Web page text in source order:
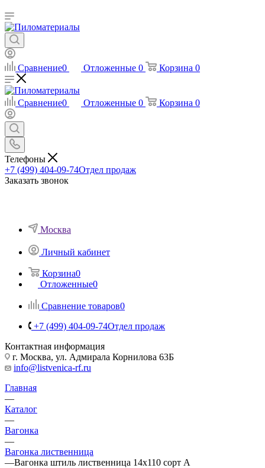
Сравнение0 Отложенные 0 Корзина 0
Сравнение0 Отложенные 0 Корзина 0
Телефоны
+7 (499) 404-09-74Отдел продаж
Заказать звонок
Москва
Личный кабинет
Корзина0
Отложенные0
Сравнение товаров0
+7 (499) 404-09-74Отдел продаж
Контактная информация
г. Москва, ул. Адмирала Корнилова 63Б
info@listvenica-rf.ru
Главная
—
Каталог
—
Вагонка
—
Вагонка лиственница
—Вагонка штиль лиственница 14х110 cорт А